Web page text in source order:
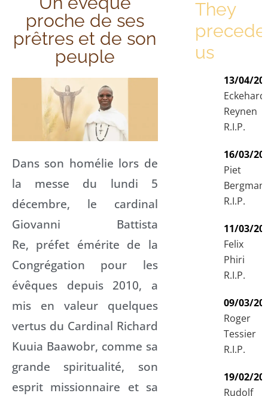
proche de ses
prêtres et de son
peuple
Dans son homélie lors de
la messe du lundi 5
décembre, le cardinal
Giovanni Battista
Re, préfet émérite de la
Congrégation pour les
évêques depuis 2010, a
mis en valeur quelques
vertus du Cardinal Richard
Kuuia Baawobr, comme sa
grande spiritualité, son
esprit missionnaire et sa
They
us
13/04/
Eckehard
Reynen
R.I.P.
16/03/
Piet
R.I.P.
11/03/
Felix
Phiri
R.I.P.
09/03/
Roger
Tessier
R.I.P.
19/02/
Rudolf